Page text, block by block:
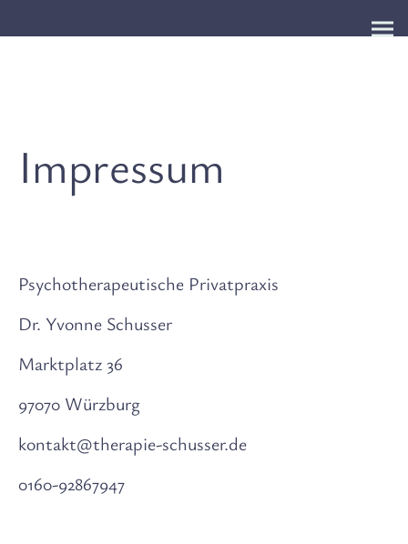
Impressum
Psychotherapeutische Privatpraxis
Dr. Yvonne Schusser
Marktplatz 36
97070 Würzburg
kontakt@therapie-schusser.de
0160-92867947